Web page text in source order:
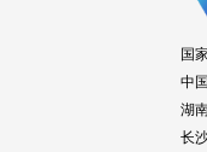
国
中
湖
长